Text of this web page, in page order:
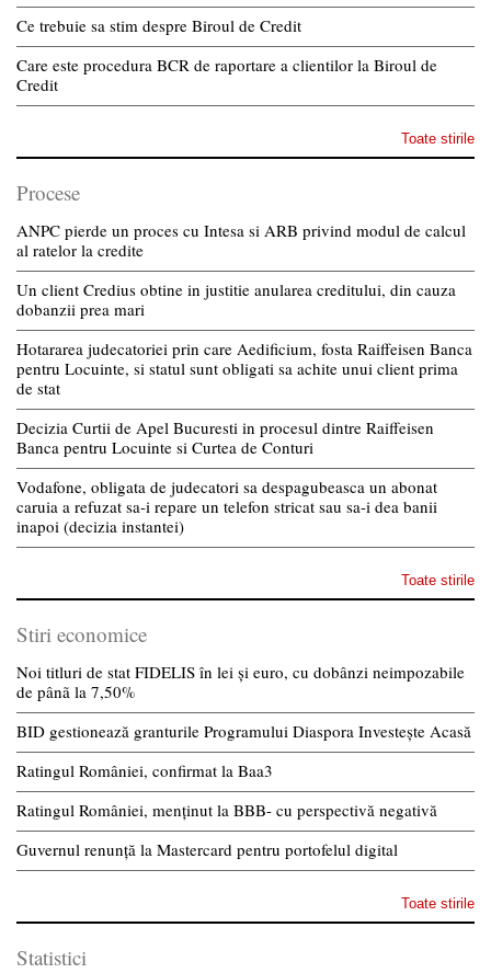
Ce trebuie sa stim despre Biroul de Credit
Care este procedura BCR de raportare a clientilor la Biroul de
Credit
Toate stirile
Procese
ANPC pierde un proces cu Intesa si ARB privind modul de calcul
al ratelor la credite
Un client Credius obtine in justitie anularea creditului, din cauza
dobanzii prea mari
Hotararea judecatoriei prin care Aedificium, fosta Raiffeisen Banca
pentru Locuinte, si statul sunt obligati sa achite unui client prima
de stat
Decizia Curtii de Apel Bucuresti in procesul dintre Raiffeisen
Banca pentru Locuinte si Curtea de Conturi
Vodafone, obligata de judecatori sa despagubeasca un abonat
caruia a refuzat sa-i repare un telefon stricat sau sa-i dea banii
inapoi (decizia instantei)
Toate stirile
Stiri economice
Noi titluri de stat FIDELIS în lei și euro, cu dobânzi neimpozabile
de pânã la 7,50%
BID gestionează granturile Programului Diaspora Investește Acasă
Ratingul României, confirmat la Baa3
Ratingul României, menținut la BBB- cu perspectivă negativă
Guvernul renunță la Mastercard pentru portofelul digital
Toate stirile
Statistici